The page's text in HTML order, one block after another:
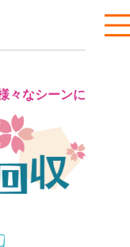
々なシーンに